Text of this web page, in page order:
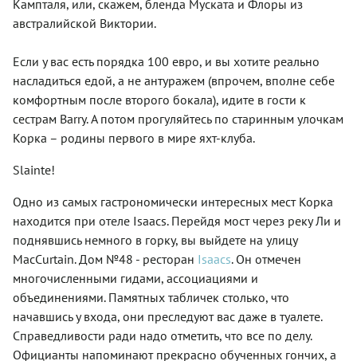
Кампталя, или, скажем, бленда Муската и Флоры из
австралийской Виктории.
Если у вас есть порядка 100 евро, и вы хотите реально
насладиться едой, а не антуражем (впрочем, вполне себе
комфортным после второго бокала), идите в гости к
сестрам Barry. А потом прогуляйтесь по старинным улочкам
Корка – родины первого в мире яхт-клуба.
Slainte!
Одно из самых гастрономически интересных мест Корка
находится при отеле Isaacs. Перейдя мост через реку Ли и
поднявшись немного в горку, вы выйдете на улицу
MacCurtain. Дом №48 - ресторан Isaacs. Он отмечен
многочисленными гидами, ассоциациями и
объединениями. Памятных табличек столько, что
начавшись у входа, они преследуют вас даже в туалете.
Справедливости ради надо отметить, что все по делу.
Официанты напоминают прекрасно обученных гончих, а